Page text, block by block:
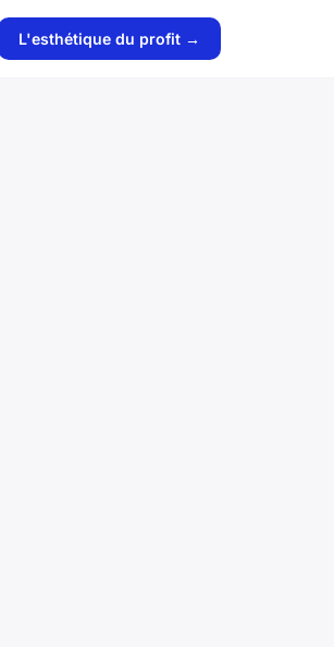
L'esthétique du profit →